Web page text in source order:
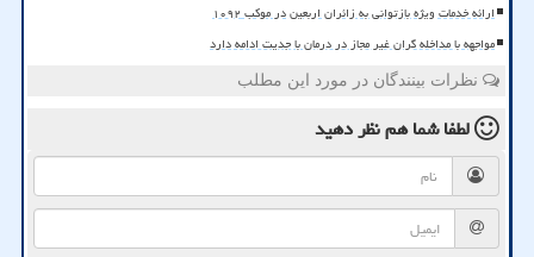
ارائه خدمات ویژه بازتوانی به زائران اربعین در موکب ۱۰۹۲
مواجهه با مداخله گران غیر مجاز در درمان با جدیت ادامه دارد
نظرات بینندگان در مورد این مطلب
لطفا شما همنظر دهید